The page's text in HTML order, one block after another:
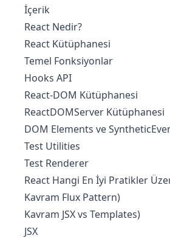
İçerik
React Nedir?
React Kütüphanesi
Temel Fonksiyonlar
Hooks API
React-DOM Kütüphanesi
ReactDOMServer Kütüphanesi
DOM Elements ve
Test Utilities
Test Renderer
React Hangi En İyi Pratikler
Kavram Flux Pattern)
Kavram JSX vs Templates)
JSX